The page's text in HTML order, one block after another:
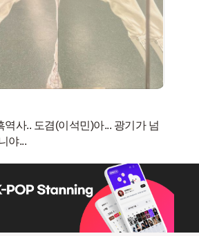
역사.. 도겸(이석민)아... 광기가 넘